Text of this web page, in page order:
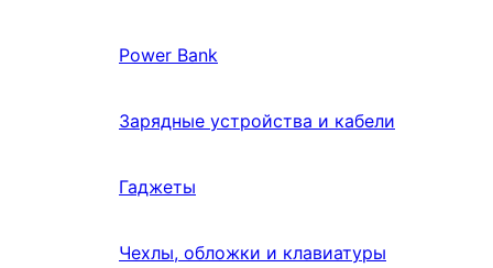
Power Bank
Зарядные устройства и кабели
Гаджеты
Чехлы, обложки и клавиатуры